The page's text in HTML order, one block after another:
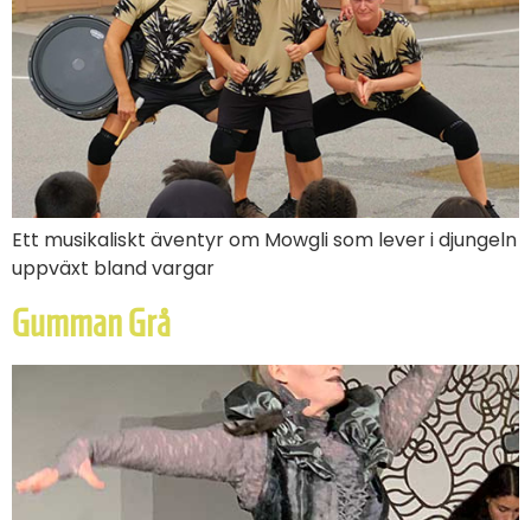
Ett musikaliskt äventyr om Mowgli som lever i djungeln
uppväxt bland vargar
Gumman Grå